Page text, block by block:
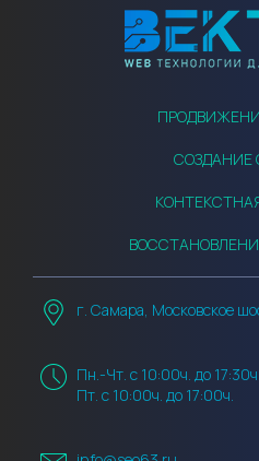
СОЗДАНИЕ
г. Самара, Московское
Пн.-Чт. с 10:00ч. до 17:30ч.,
Пт. с 10:00ч. до 17:00ч.